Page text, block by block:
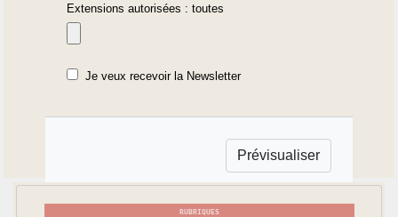
Extensions autorisées : toutes
Je veux recevoir la Newsletter
RUBRIQUES